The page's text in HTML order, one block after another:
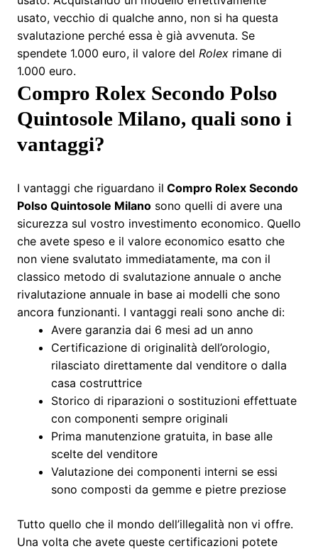
usato, vecchio di qualche anno, non si ha questa
svalutazione perché essa è già avvenuta. Se
spendete 1.000 euro, il valore del Rolex rimane di
1.000 euro.
Compro Rolex Secondo Polso
Quintosole Milano, quali sono i
vantaggi?
I vantaggi che riguardano il Compro Rolex Secondo
Polso Quintosole Milano sono quelli di avere una
sicurezza sul vostro investimento economico. Quello
che avete speso e il valore economico esatto che
non viene svalutato immediatamente, ma con il
classico metodo di svalutazione annuale o anche
rivalutazione annuale in base ai modelli che sono
ancora funzionanti. I vantaggi reali sono anche di:
Avere garanzia dai 6 mesi ad un anno
Certificazione di originalità dell’orologio,
rilasciato direttamente dal venditore o dalla
casa costruttrice
Storico di riparazioni o sostituzioni effettuate
con componenti sempre originali
Prima manutenzione gratuita, in base alle
scelte del venditore
Valutazione dei componenti interni se essi
sono composti da gemme e pietre preziose
Tutto quello che il mondo dell’illegalità non vi offre.
Una volta che avete queste certificazioni potete